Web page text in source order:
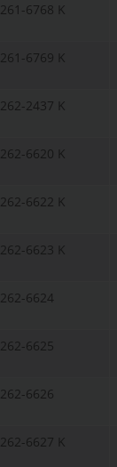
261-6768 K
261-6769 K
262-2437 K
262-6620 K
262-6622 K
262-6623 K
262-6624
262-6625
262-6626
262-6627 K